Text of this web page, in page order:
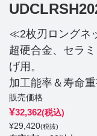
≪2枚刃ロングネ
超硬合金、セラ
げ用。
加工能率＆寿命重
販売価格
¥32,362(税込)
¥29,420(税抜)